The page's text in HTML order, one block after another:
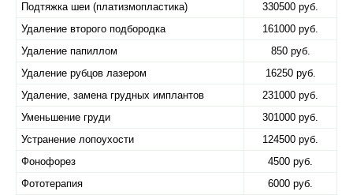
Подтяжка шеи (платизмопластика)
330500 руб.
Удаление второго подбородка
161000 руб.
Удаление папиллом
850 руб.
Удаление рубцов лазером
16250 руб.
Удаление, замена грудных имплантов
231000 руб.
Уменьшение груди
301000 руб.
Устранение лопоухости
124500 руб.
Фонофорез
4500 руб.
Фототерапия
6000 руб.